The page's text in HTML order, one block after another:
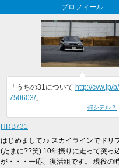
プロフィール
「うちの31について http://cvw.jp/
750603/」
何シテル？
HRB731
はじめまして♪♪ スカイラインでドリ
(たまに??笑) 10年振りに走って突っ
が・・・一応、復活組です。 現役の